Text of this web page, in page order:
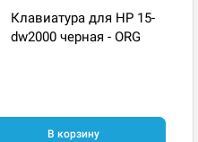
Клавиатура для HP 15-
dw2000 черная - ORG
В корзину